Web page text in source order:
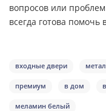
вопросов или
всегда готова помочь
входные двери
премиум в дом
меламин белый